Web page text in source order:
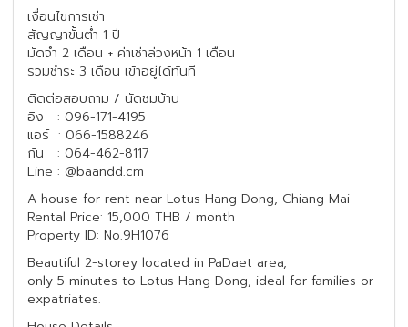
เงื่อนไขการเช่า
สัญญาขั้นต่ำ 1 ปี
มัดจำ 2 เดือน + ค่าเช่าล่วงหน้า 1 เดือน
รวมชำระ 3 เดือน เข้าอยู่ได้ทันที
ติดต่อสอบถาม / นัดชมบ้าน
อิง : 096-171-4195
แอร์ : 066-1588246
กัน : 064-462-8117
Line : @baandd.cm
A house for rent near Lotus Hang Dong, Chiang Mai
Rental Price: 15,000 THB / month
Property ID: No.9H1076
Beautiful 2-storey located in PaDaet area,
only 5 minutes to Lotus Hang Dong, ideal for families or
expatriates.